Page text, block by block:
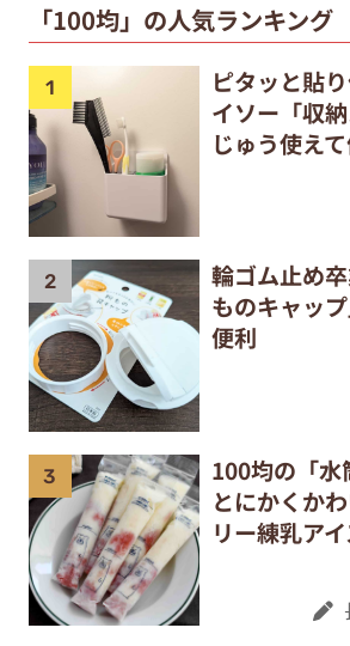
「100均」の人気ランキング
ピタッと貼
イソー「収
じゅう使え
輪ゴム止め
ものキャッ
便利
100均の「
とにかくか
リー練乳ア